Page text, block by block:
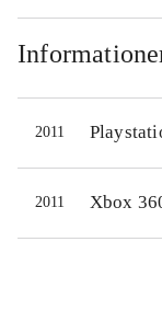
shooter at
og sprog.
Mw-serien
med
bekæmpelse
singleplayer-
2011
2011 Xbox